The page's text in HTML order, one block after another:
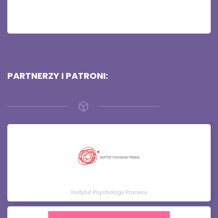
PARTNERZY I PATRONI:
Instytut Psychologii Procesu